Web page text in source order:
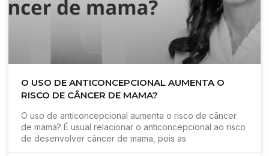
O USO DE ANTICONCEPCIONAL AUMENTA O
RISCO DE CÂNCER DE MAMA?
O uso de anticoncepcional aumenta o risco de câncer
de mama? É usual relacionar o anticoncepcional ao risco
de desenvolver câncer de mama, pois as